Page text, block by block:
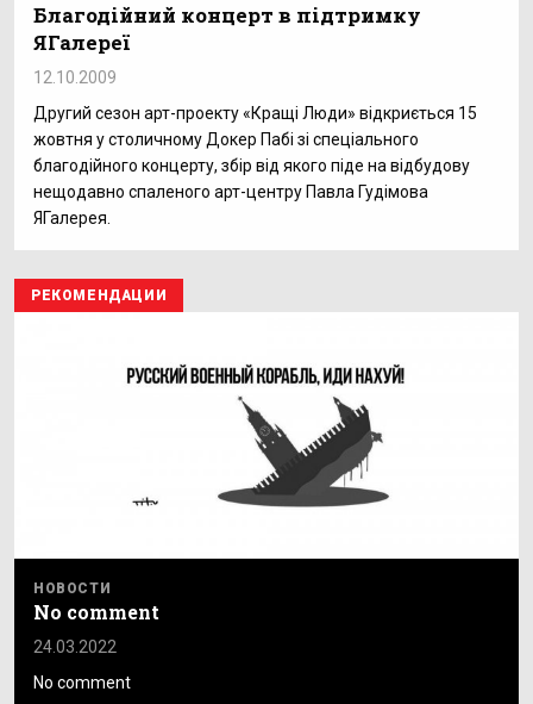
Благодійний концерт в підтримку
ЯГалереї
12.10.2009
Другий сезон арт-проекту «Кращі Люди» відкриється 15
жовтня у столичному Докер Пабі зі спеціального
благодійного концерту, збір від якого піде на відбудову
нещодавно спаленого арт-центру Павла Гудімова
ЯГалерея.
РЕКОМЕНДАЦИИ
НОВОСТИ
No comment
24.03.2022
No comment